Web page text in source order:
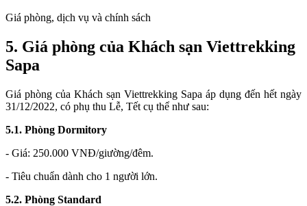
Giá phòng, dịch vụ và chính sách
5. Giá phòng của Khách sạn Viettrekking
Sapa
Giá phòng của Khách sạn Viettrekking Sapa áp dụng đến hết ngày
31/12/2022, có phụ thu Lễ, Tết cụ thể như sau:
5.1. Phòng Dormitory
- Giá: 250.000 VNĐ/giường/đêm.
- Tiêu chuẩn dành cho 1 người lớn.
5.2. Phòng Standard